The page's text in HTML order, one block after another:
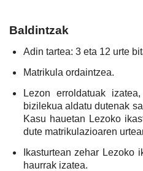
Baldintzak
Adin tartea: 3 eta 12 urte
Matrikula ordaintzea.
Lezon erroldatuak
bizilekua aldatu dutenak
Kasu hauetan Lezoko
dute matrikulazioaren
Ikasturtean zehar Lezoko
haurrak izatea.